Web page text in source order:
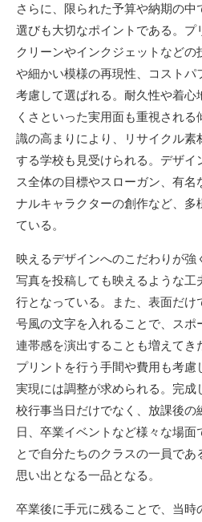
さらに、限られた予算や納期の
選びも大切なポイントである。プ
クリーンやインクジェットなど
や細かい模様の再現性、コストパ
考慮して選ばれる。耐久性や着心
くさといった実用面も重視され
識の高まりにより、リサイクル素
する学校も見受けられる。デザイ
ス全体の目標やスローガン、有
ナルキャラクターの創作など、
ている。
映えるデザインへのこだわりが強
写真を投稿しても映えるような
行となっている。また、表面だけ
号風の文字を入れることで、スポ
連帯感を演出することも増えてき
プリントを行う手間や費用も考慮
実現には調整が求められる。完
校行事当日だけでなく、放課後の
日、卒業イベントなど様々な場面
とで自分たちのクラスの一員で
思い出となる一品となる。
卒業後に手元に残ることで、当